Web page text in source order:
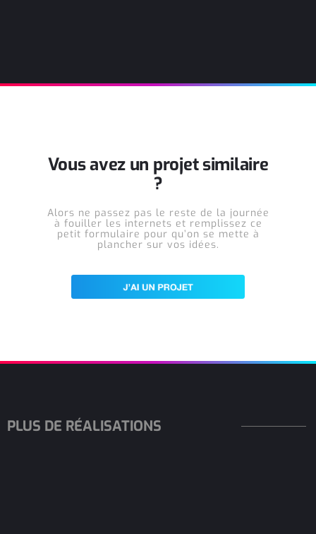
Vous avez un projet similaire
?
Alors ne passez pas le reste de la journée
à fouiller les internets et remplissez ce
petit formulaire pour qu’on se mette à
plancher sur vos idées.
PLUS DE RÉALISATIONS